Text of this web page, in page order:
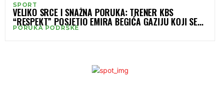
SPORT
VELIKO SRCE I SNAŽNA PORUKA: TRENER KBS
“RESPEKT” POSJETIO EMIRA BEGIĆA GAZIJU KOJI SE
OPORAVLJA – “BORCI NIKADA NE ODUSTAJU”
PORUKA PODRŠKE